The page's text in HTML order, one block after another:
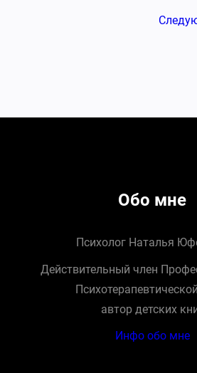
Обо мне
Психолог Наталья
Действительный член
автор детских
Инфо обо мне